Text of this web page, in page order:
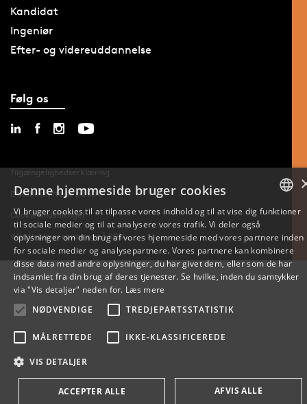
Kandidat
Ingeniør
Efter- og videreuddannelse
Følg os
Tilgængelighedserklæring
Databeskyttelse på SDU
Cookie-indstillinger
Whistleblowerordning på SDU
ENGLISH
Denne hjemmeside bruger cookies
Vi bruger cookies til at tilpasse vores indhold og til at vise dig funktioner
til sociale medier og til at analysere vores trafik. Vi deler også
oplysninger om din brug af vores hjemmeside med vores partnere inden
for sociale medier og analysepartnere. Vores partnere kan kombinere
disse data med andre oplysninger, du har givet dem, eller som de har
indsamlet fra din brug af deres tjenester. Se hvilke, inden du samtykker
via "Vis detaljer" neden for. Læs mere
NØDVENDIGE
TREDJEPARTSSTATISTIK
MÅLRETTEDE IKKE-KLASSIFICEREDE
VIS DETALJER
ACCEPTER ALLE AFVIS ALLE